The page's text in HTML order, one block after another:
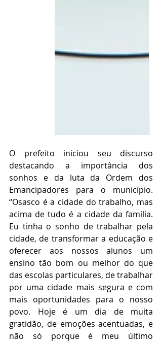
O prefeito iniciou seu discurso
destacando a importância dos
sonhos e da luta da Ordem dos
Emancipadores para o município.
“Osasco é a cidade do trabalho, mas
acima de tudo é a cidade da família.
Eu tinha o sonho de trabalhar pela
cidade, de transformar a educação e
oferecer aos nossos alunos um
ensino tão bom ou melhor do que
das escolas particulares, de trabalhar
por uma cidade mais segura e com
mais oportunidades para o nosso
povo. Hoje é um dia de muita
gratidão, de emoções acentuadas, e
não só porque é meu último